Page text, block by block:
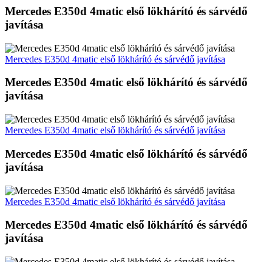
Mercedes E350d 4matic első lökhárító és sárvédő
javítása
Mercedes E350d 4matic első lökhárító és sárvédő javítása
Mercedes E350d 4matic első lökhárító és sárvédő
javítása
Mercedes E350d 4matic első lökhárító és sárvédő javítása
Mercedes E350d 4matic első lökhárító és sárvédő
javítása
Mercedes E350d 4matic első lökhárító és sárvédő javítása
Mercedes E350d 4matic első lökhárító és sárvédő
javítása